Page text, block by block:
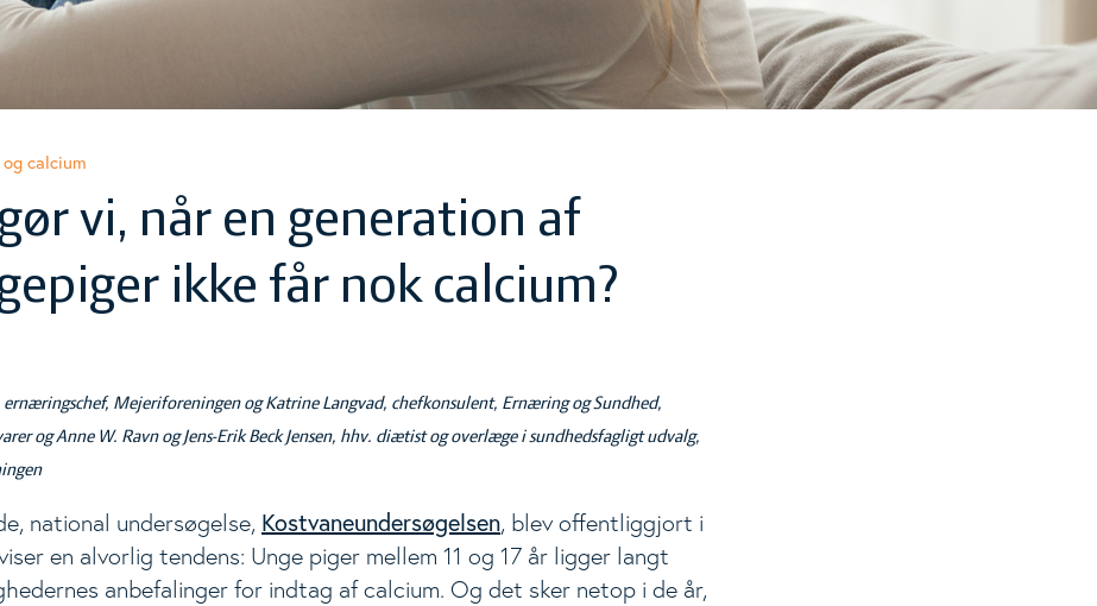
Toggle Level
og calcium
vi, når en generation af
ikke får nok calcium?
Mejeriforeningen og Katrine Langvad, chefkonsulent, Ernæring og Sundhed,
og Anne W. Ravn og Jens-Erik Beck Jensen, hhv. diætist og overlæge i sundhedsfagligt udvalg,
national undersøgelse, Kostvaneundersøgelsen, blev offentliggjort i
en alvorlig tendens: Unge piger mellem 11 og 17 år ligger langt
anbefalinger for indtag af calcium. Og det sker netop i de år,